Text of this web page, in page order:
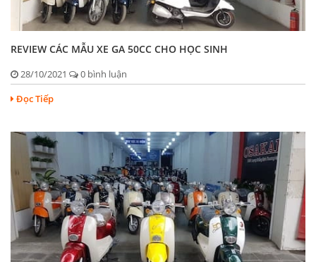
REVIEW CÁC MẪU XE GA 50CC CHO HỌC SINH
28/10/2021
0 bình luận
Đọc Tiếp